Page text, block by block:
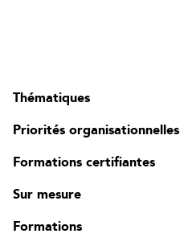
Thématiques
Priorités organisationnelles
Formations certifiantes
Sur mesure
Formations